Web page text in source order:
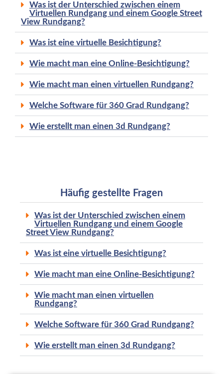
Was ist der Unterschied zwischen einem
Virtuellen Rundgang und einem Google Street
View Rundgang?
Was ist eine virtuelle Besichtigung?
Wie macht man eine Online-Besichtigung?
Wie macht man einen virtuellen Rundgang?
Welche Software für 360 Grad Rundgang?
Wie erstellt man einen 3d Rundgang?
Häufig gestellte Fragen
Was ist der Unterschied zwischen einem
Virtuellen Rundgang und einem Google
Street View Rundgang?
Was ist eine virtuelle Besichtigung?
Wie macht man eine Online-Besichtigung?
Wie macht man einen virtuellen
Rundgang?
Welche Software für 360 Grad Rundgang?
Wie erstellt man einen 3d Rundgang?